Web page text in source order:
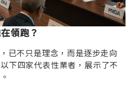
領跑？
已不只是理念，而是逐步走向
下四家代表性業者，展示了不